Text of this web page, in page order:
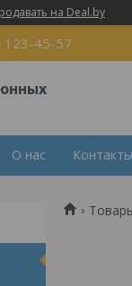
на Deal.by
123-45-57
О нас Контакты